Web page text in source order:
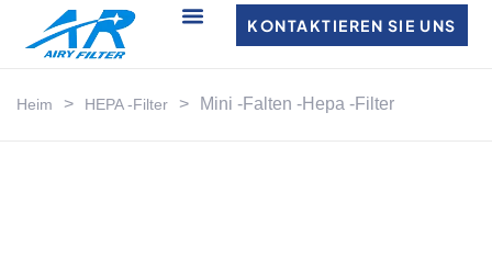
KONTAKTIEREN SIE UNS
Heim > HEPA -Filter > Mini -Falten -Hepa -Filter